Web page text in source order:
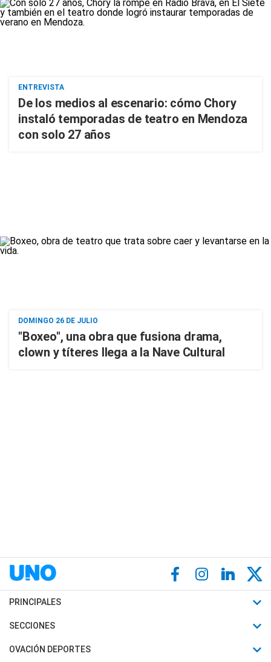
ENTREVISTA
De los medios al escenario: cómo Chory
instaló temporadas de teatro en Mendoza
con solo 27 años
DOMINGO 26 DE JULIO
"Boxeo", una obra que fusiona drama,
clown y títeres llega a la Nave Cultural
PRINCIPALES
Últimas Noticias
Política
SECCIONES
Horóscopo
OVACIÓN DEPORTES